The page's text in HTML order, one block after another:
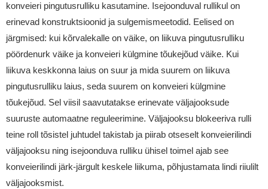
konveieri pingutusrulliku kasutamine. Isejoonduval rullikul on
erinevad konstruktsioonid ja sulgemismeetodid. Eelised on
järgmised: kui kõrvalekalle on väike, on liikuva pingutusrulliku
pöördenurk väike ja konveieri külgmine tõukejõud väike. Kui
liikuva keskkonna laius on suur ja mida suurem on liikuva
pingutusrulliku laius, seda suurem on konveieri külgmine
tõukejõud. Sel viisil saavutatakse erinevate väljajooksude
suuruste automaatne reguleerimine. Väljajooksu blokeeriva rulli
teine ​​roll tõsistel juhtudel takistab ja piirab otseselt konveierilindi
väljajooksu ning isejoonduva rulliku ühisel toimel ajab see
konveierilindi järk-järgult keskele liikuma, põhjustamata lindi riiulilt
väljajooksmist.